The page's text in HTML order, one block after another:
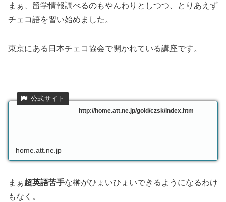
まぁ、留学情報調べるのもやんわりとしつつ、とりあえず
チェコ語を習い始めました。
東京にある日本チェコ協会で開かれている講座です。
http://home.att.ne.jp/gold/czsk/index.htm
home.att.ne.jp
まぁ超英語苦手な榊がひょいひょいできるようになるわけ
もなく。